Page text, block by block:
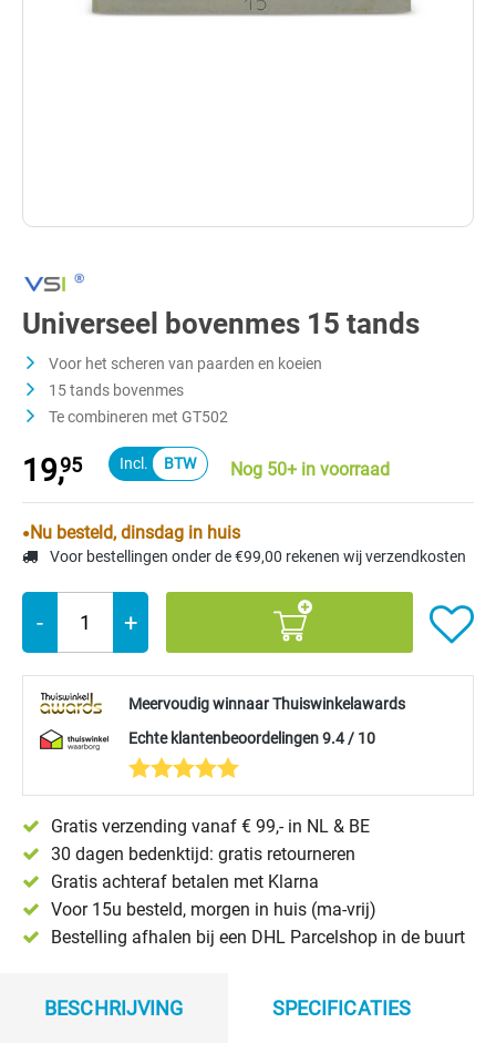
Universeel bovenmes 15 tands
Voor het scheren van paarden en koeien
15 tands bovenmes
Te combineren met GT502
19,95 Nog 50+ in voorraad
Nu besteld, dinsdag in huis
Voor bestellingen onder de €99,00 rekenen wij verzendkosten
- +
Meervoudig winnaar Thuiswinkelawards
Echte klantenbeoordelingen 9.4 / 10
Gratis verzending vanaf € 99,- in NL & BE
30 dagen bedenktijd: gratis retourneren
Gratis achteraf betalen met Klarna
Voor 15u besteld, morgen in huis (ma-vrij)
Bestelling afhalen bij een DHL Parcelshop in de buurt
BESCHRIJVING SPECIFICATIES